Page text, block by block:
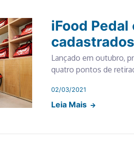
iFood
cadastrados
Lançado em outubro,
quatro pontos de
02/03/2021
Leia Mais